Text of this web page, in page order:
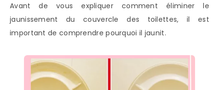
Avant de vous expliquer comment éliminer le
jaunissement du couvercle des toilettes, il est
important de comprendre pourquoi il jaunit.